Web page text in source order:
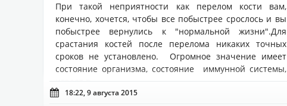
При такой неприятности как перелом кости вам,
конечно, хочется, чтобы все побыстрее срослось и вы
побыстрее вернулись к "нормальной жизни".Для
срастания костей после перелома никаких точных
сроков не установлено. Огромное значение имеет
состояние организма, состояние иммунной системы,
играет в...
 18:22, 9 августа 2015